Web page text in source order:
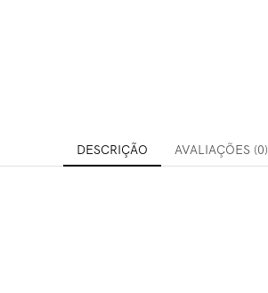
DESCRIÇÃO AVALIAÇÕES (0)